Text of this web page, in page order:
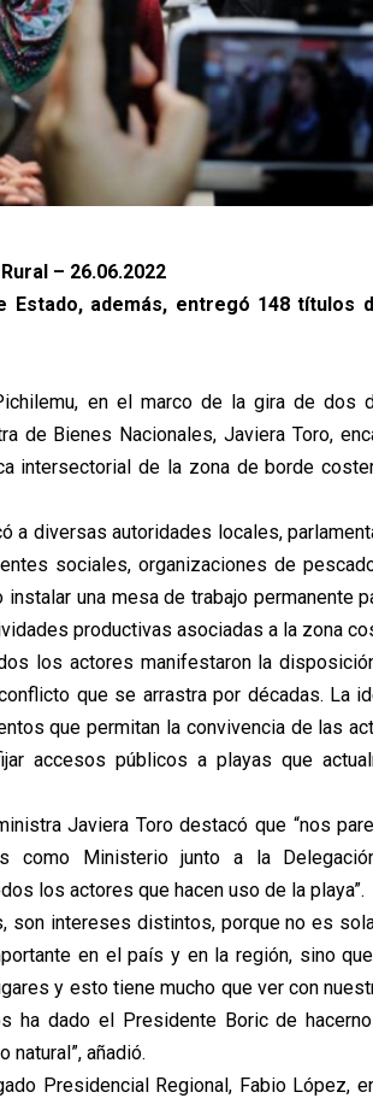
– 26.06.2022
Estado, además, entregó 148 títulos
en el marco de la gira de dos
de Bienes Nacionales, Javiera Toro,
intersectorial de la zona de borde
a diversas autoridades locales,
sociales, organizaciones de
una mesa de trabajo permanente
productivas asociadas a la zona
los actores manifestaron la
que se arrastra por décadas. La
que permitan la convivencia de las
accesos públicos a playas que
Javiera Toro destacó que “nos
como Ministerio junto a la
los actores que hacen uso de la playa”.
son intereses distintos, porque no es
en el país y en la región, sino
y esto tiene mucho que ver con
ha dado el Presidente Boric de
natural”, añadió.
Presidencial Regional, Fabio López,